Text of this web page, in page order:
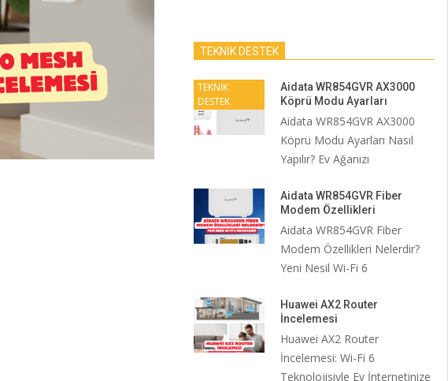
TEKNİK DESTEK
TEKNİK
DESTEK
Aidata WR854GVR AX3000
Köprü Modu Ayarları
Aidata WR854GVR AX3000
Köprü Modu Ayarları Nasıl
Yapılır? Ev Ağanızı
Aidata WR854GVR Fiber
Modem Özellikleri
Aidata WR854GVR Fiber
Modem Özellikleri Nelerdir?
Yeni Nesil Wi-Fi 6
Huawei AX2 Router
İncelemesi
Huawei AX2 Router
İncelemesi: Wi-Fi 6
Teknolojisiyle Ev İnternetinize